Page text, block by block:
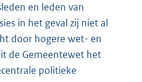
en leden van
in het geval zij niet al
door hogere wet- en
de Gemeentewet het
politieke